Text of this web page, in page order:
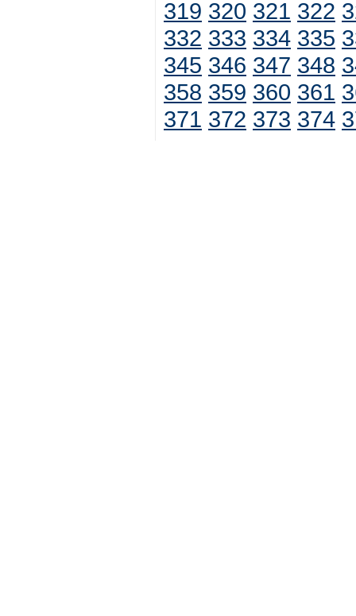
319 320 321 322
332 333 334 335
345 346 347 348
358 359 360 361
371 372 373 374